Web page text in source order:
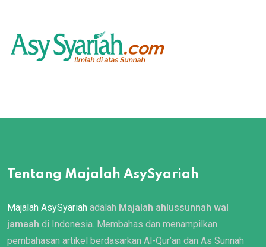
Tentang Majalah AsySyariah
Majalah AsySyariah adalah Majalah ahlussunnah wal
jamaah di Indonesia. Membahas dan menampilkan
pembahasan artikel berdasarkan Al-Qur’an dan As Sunnah